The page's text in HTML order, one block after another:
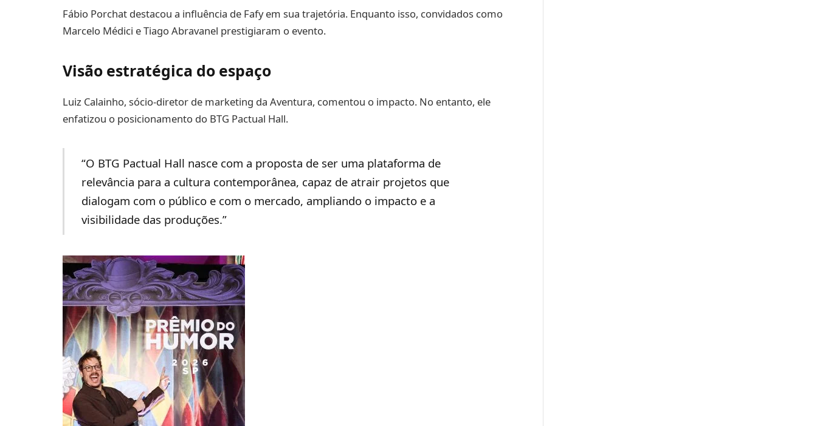
Fábio Porchat destacou a influência de Fafy em sua trajetória. Enquanto isso, convidados como
Marcelo Médici e Tiago Abravanel prestigiaram o evento.
Visão estratégica do espaço
Luiz Calainho, sócio-diretor de marketing da Aventura, comentou o impacto. No entanto, ele
enfatizou o posicionamento do BTG Pactual Hall.
“O BTG Pactual Hall nasce com a proposta de ser uma plataforma de
relevância para a cultura contemporânea, capaz de atrair projetos que
dialogam com o público e com o mercado, ampliando o impacto e a
visibilidade das produções.”